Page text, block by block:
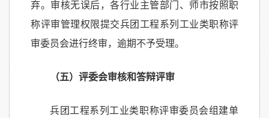
弃。审核无误后，各行业主管部门、师市按照职
称评审管理权限提交兵团工程系列工业类职称评
审委员会进行终审，逾期不予受理。
（五）评委会审核和答辩评审
兵团工程系列工业类职称评审委员会组建单